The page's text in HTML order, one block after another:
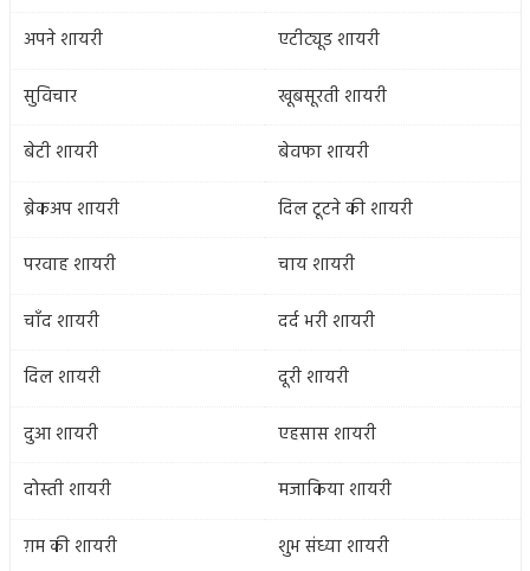
अपने शायरी
एटीट्यूड शायरी
सुविचार
खूबसूरती शायरी
बेटी शायरी
बेवफा शायरी
ब्रेकअप शायरी
दिल टूटने की शायरी
परवाह शायरी
चाय शायरी
चाँद शायरी
दर्द भरी शायरी
दिल शायरी
दूरी शायरी
दुआ शायरी
एहसास शायरी
दोस्ती शायरी
मजाकिया शायरी
ग़म की शायरी
शुभ संध्या शायरी